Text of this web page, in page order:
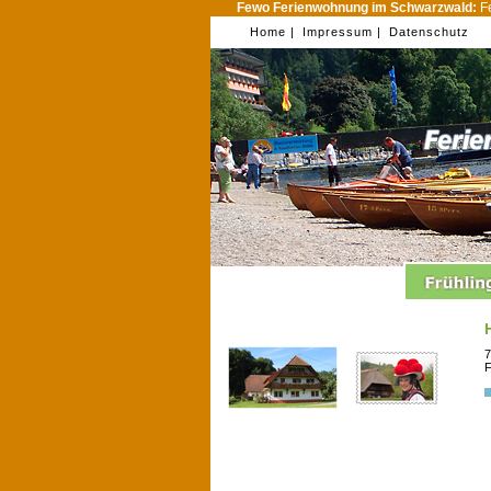
Fewo Ferienwohnung im Schwarzwald:
Home | Impressum | Datenschutz